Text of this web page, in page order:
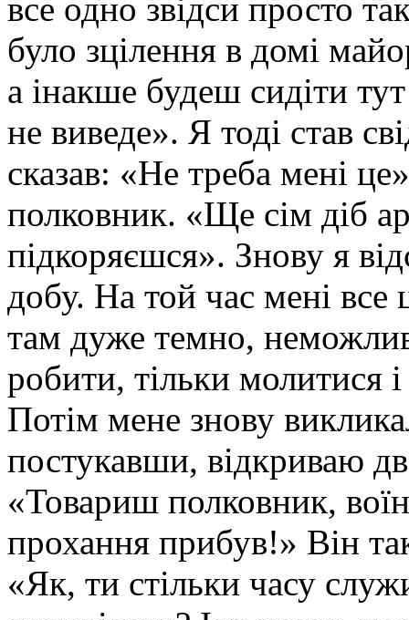
все одно звідси просто
було зцілення в домі
а інакше будеш сидіти
не виведе». Я тоді став
сказав: «Не треба мені
полковник. «Ще сім діб
підкоряєшся». Знову я
добу. На той час мені все
там дуже темно,
робити, тільки молитися
Потім мене знову
постукавши, відкриваю
«Товариш полковник,
прохання прибув!» Він
«Як, ти стільки часу